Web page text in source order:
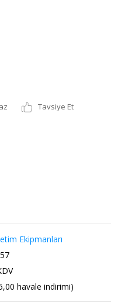
Tavsiye Et
Ekipmanları
havale indirimi)